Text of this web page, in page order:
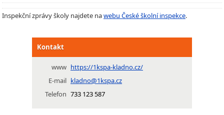
Inspekční zprávy školy najdete nawebu České školní inspekce.
Kontakt
www https://1kspa-kladno.cz/
E-mail kladno@1kspa.cz
Telefon 733 123 587